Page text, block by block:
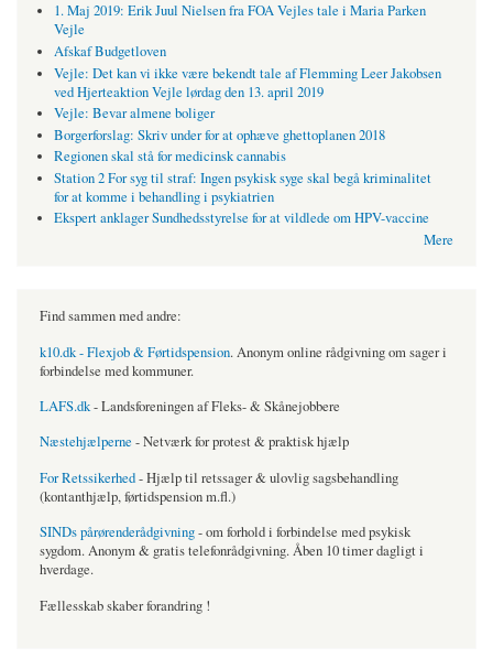
1. Maj 2019: Erik Juul Nielsen fra FOA Vejles tale i Maria Parken
Vejle
Afskaf Budgetloven
Vejle: Det kan vi ikke være bekendt tale af Flemming Leer Jakobsen
ved Hjerteaktion Vejle lørdag den 13. april 2019
Vejle: Bevar almene boliger
Borgerforslag: Skriv under for at ophæve ghettoplanen 2018
Regionen skal stå for medicinsk cannabis
Station 2 For syg til straf: Ingen psykisk syge skal begå kriminalitet
for at komme i behandling i psykiatrien
Ekspert anklager Sundhedsstyrelse for at vildlede om HPV-vaccine
Mere
Find sammen med andre:
k10.dk - Flexjob & Førtidspension. Anonym online rådgivning om sager i
forbindelse med kommuner.
LAFS.dk- Landsforeningen af Fleks- & Skånejobbere
Næstehjælperne - Netværk for protest & praktisk hjælp
For Retssikerhed- Hjælp til retssager & ulovlig sagsbehandling
(kontanthjælp, førtidspension m.fl.)
SINDs pårørenderådgivning- om forhold i forbindelse med psykisk
sygdom. Anonym & gratis telefonrådgivning. Åben 10 timer dagligt i
hverdage.
Fællesskab skaber forandring !